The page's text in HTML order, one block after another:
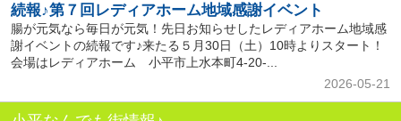
続報♪第７回レディアホーム地域感謝イベント
腸が元気なら毎日が元気！先日お知らせしたレディアホーム地域感
謝イベントの続報です♪来たる５月30日（土）10時よりスタート！
会場はレディアホーム 小平市上水本町4-20-...
2026-05-21